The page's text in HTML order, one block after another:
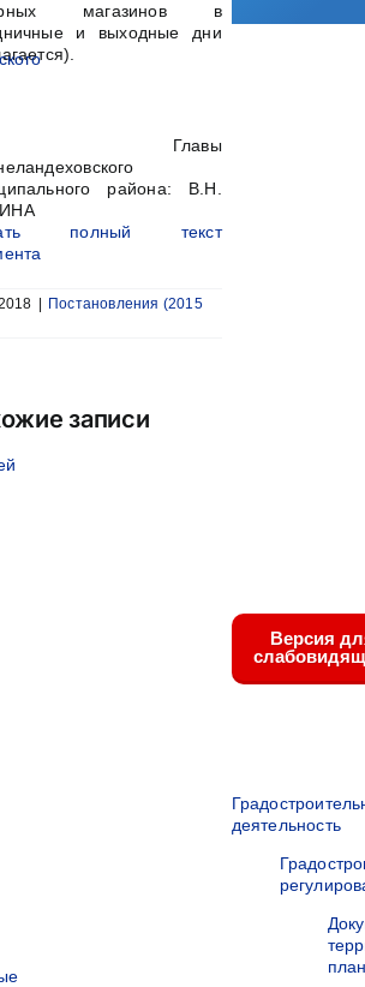
магазинов в
и выходные дни
Главы
района: В.Н.
полный текст
Постановления (2015
записи
Версия
деятельность